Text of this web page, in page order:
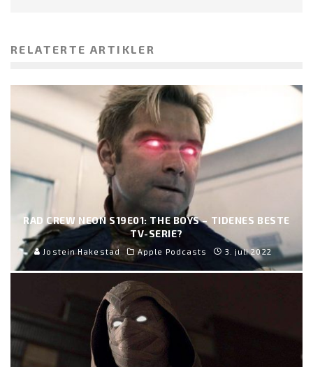
RELATERTE ARTIKLER
RAD CREW NEON S19E01: THE BOYS – TIDENES BESTE
TV-SERIE?
Jostein Hakestad Apple Podcasts 3. juli 2022